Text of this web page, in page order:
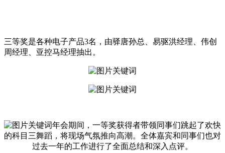
三等奖是各种电子产品3名，由驿唐孙总、易驱洪经理、伟创
周经理、亚控马经理抽出。
年会期间，一等奖获得者带领同事们跳起了欢快
的科目三舞蹈，将现场气氛推向高潮。全体嘉宾和同事们也对
过去一年的工作进行了全面总结和深入点评。